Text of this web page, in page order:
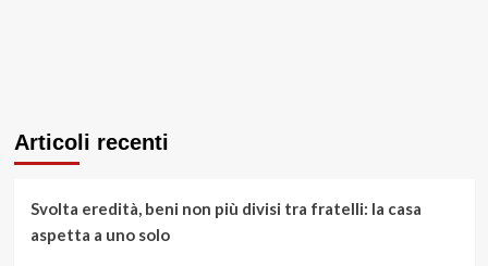
Articoli recenti
Svolta eredità, beni non più divisi tra fratelli: la casa
aspetta a uno solo